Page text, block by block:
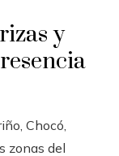
y
Chocó,
zonas del